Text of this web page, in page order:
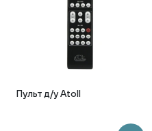
Пульт д/у Atoll